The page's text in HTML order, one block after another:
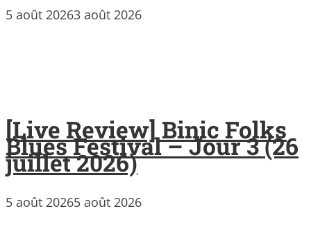
5 août 20263 août 2026
[Live Review] Binic Folks
Blues Festival – Jour 3 (26
juillet 2026)
5 août 20265 août 2026